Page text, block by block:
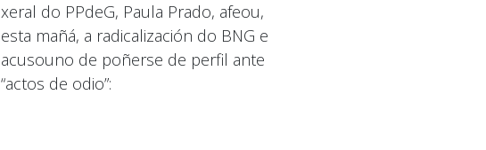
xeral do PPdeG, Paula Prado, afeou,
esta mañá, a radicalización do BNG e
acusouno de poñerse de perfil ante
“actos de odio”: